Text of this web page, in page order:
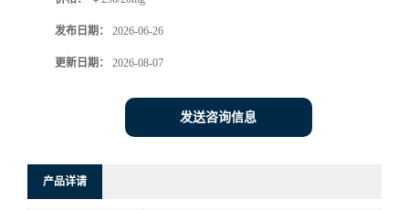
发布日期： 2026-06-26
更新日期： 2026-08-07
发送咨询信息
产品详请